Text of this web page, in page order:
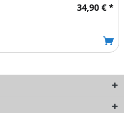
34,90 € *